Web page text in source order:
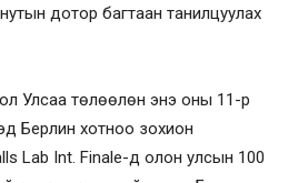
дотор багтаан танилцуулах
Улсаа төлөөлөн энэ оны 11-р
Берлин хотноо зохион
Lab Int. Finale-д олон улсын 100